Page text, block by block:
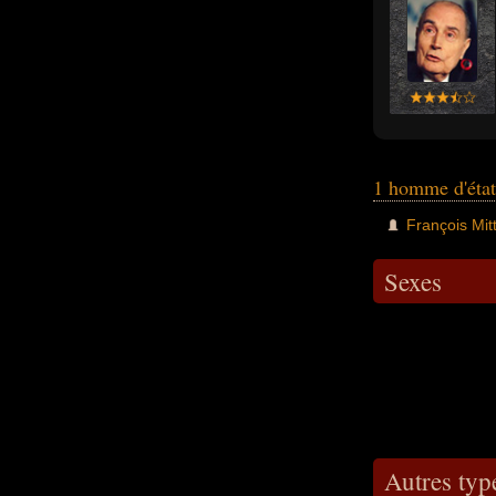
1 homme
François
Sexes
Autres